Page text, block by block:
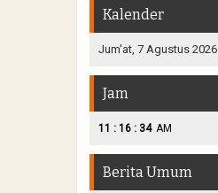
Kalender
Jum'at, 7 Agustus 2026
Jam
11 : 16 : 35 AM
Berita Umum